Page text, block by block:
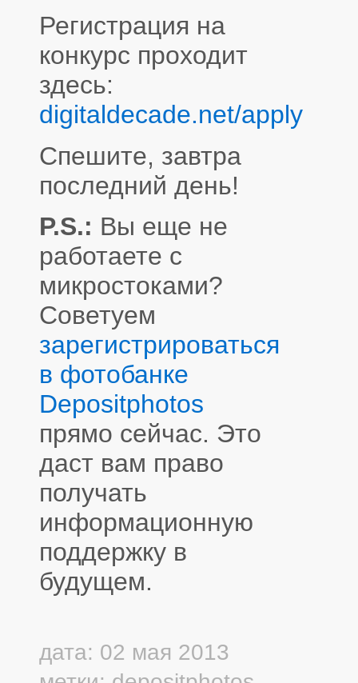
Регистрация на
конкурс проходит
здесь:
digitaldecade.net/apply
Спешите, завтра
последний день!
P.S.: Вы еще не
работаете с
микростоками?
Советуем
зарегистрироваться
в фотобанке
Depositphotos
прямо сейчас. Это
даст вам право
получать
информационную
поддержку в
будущем.
дата: 02 мая 2013